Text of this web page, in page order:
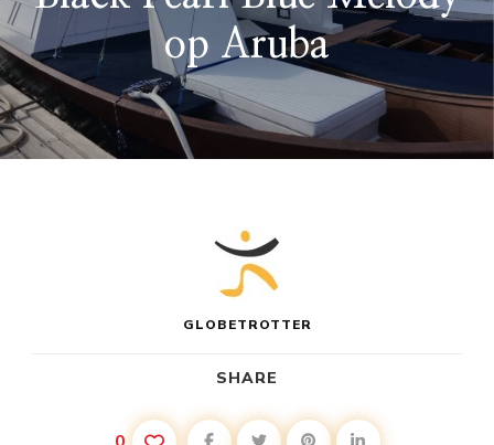
op Aruba
GLOBETROTTER
SHARE